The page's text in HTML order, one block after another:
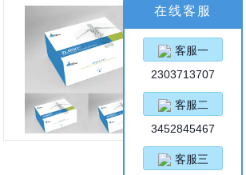
在线客服
客服一
2303713707
客服二
3452845467
客服三